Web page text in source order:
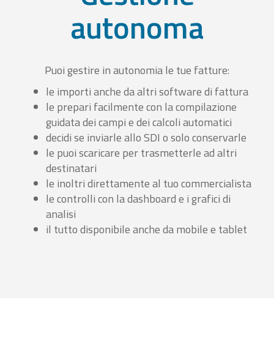
autonoma
Puoi gestire in autonomia le tue fatture:
le importi anche da altri software di fattura
le prepari facilmente con la compilazione
guidata dei campi e dei calcoli automatici
decidi se inviarle allo SDI o solo conservarle
le puoi scaricare per trasmetterle ad altri
destinatari
le inoltri direttamente al tuo commercialista
le controlli con la dashboard e i grafici di
analisi
il tutto disponibile anche da mobile e tablet